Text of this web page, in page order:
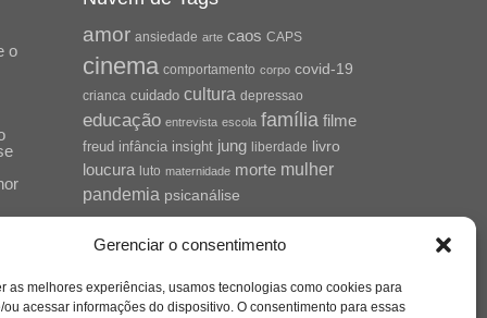
Gerenciar o consentimento
as melhores experiências, usamos tecnologias como cookies para
ou acessar informações do dispositivo. O consentimento para essas
o
amor ansiedade arte caos CAPS
cinema comportamento corpo covid-19
crianca cuidado cultura depressao
educação entrevista escola família filme
freud infância insight jung liberdade livro
loucura luto maternidade morte mulher
pandemia psicanálise
psicologia redes sociais
sexualidade sociedade SUS